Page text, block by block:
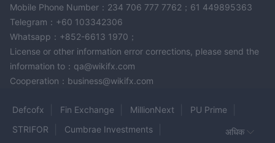
Mobile Phone Number：234 706 777 7762；61 449895363
Telegram：+60 103342306
Whatsapp：+852-6613 1970；
License or other information error corrections, please send the
information to：qa@wikifx.com
Cooperation：business@wikifx.com
Defcofx Fin Exchange MillionNext
PU Prime
STRIFOR
Cumbrae Investments अधिक